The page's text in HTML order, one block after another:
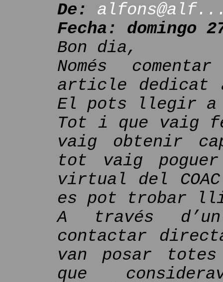
De:
Fecha: domingo
Bon dia,
Només
article dedicat
El pots llegir a
Tot i que vaig
vaig obtenir
tot vaig
virtual del
es pot trobar
A través
contactar
van posar totes
que